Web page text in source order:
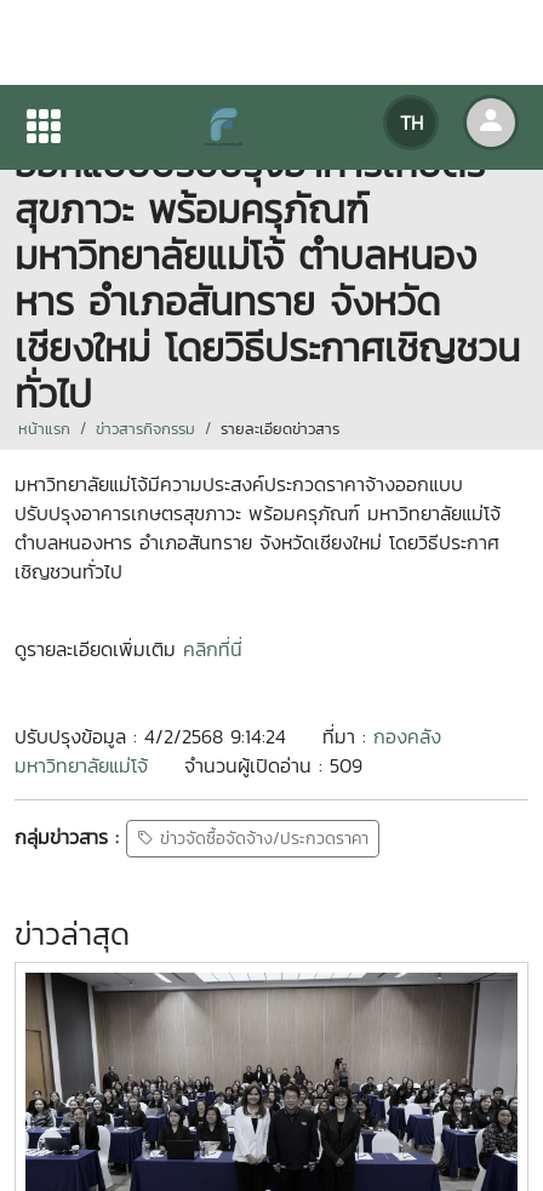
TH
ประกาศประกวดราคาจ้าง
ออกแบบปรับปรุงอาคารเกษตร
สุขภาวะ พร้อมครุภัณฑ์
มหาวิทยาลัยแม่โจ้ ตำบลหนอง
หาร อำเภอสันทราย จังหวัด
เชียงใหม่ โดยวิธีประกาศเชิญชวน
ทั่วไป
หน้าแรก ข่าวสารกิจกรรม รายละเอียดข่าวสาร
มหาวิทยาลัยแม่โจ้มีความประสงค์ประกวดราคาจ้างออกแบบ
ปรับปรุงอาคารเกษตรสุขภาวะ พร้อมครุภัณฑ์ มหาวิทยาลัยแม่โจ้
ตำบลหนองหาร อำเภอสันทราย จังหวัดเชียงใหม่ โดยวิธีประกาศ
เชิญชวนทั่วไป
ดูรายละเอียดเพิ่มเติม คลิกที่นี่
ปรับปรุงข้อมูล : 4/2/2568 9:14:24 ที่มา : กองคลัง
มหาวิทยาลัยแม่โจ้
จำนวนผู้เปิดอ่าน : 509
กลุ่มข่าวสาร : ข่าวจัดซื้อจัดจ้าง/ประกวดราคา
ข่าวล่าสุด